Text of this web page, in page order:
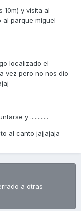
10m) y visita al
al parque miguel
localizado el
vez pero no nos dio
y ............
al canto jajjajaja
a otras